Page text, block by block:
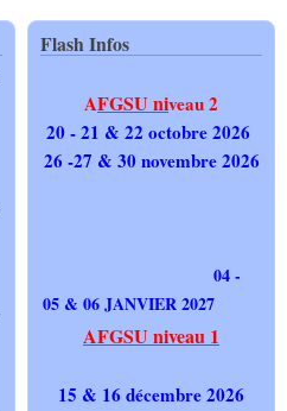
Flash Infos
AFGSU niveau 2
20 - 21 & 22 octobre 2026
26 -27 & 30 novembre 2026
04 -
05 & 06 JANVIER 2027
AFGSU niveau 1
15 & 16 décembre 2026